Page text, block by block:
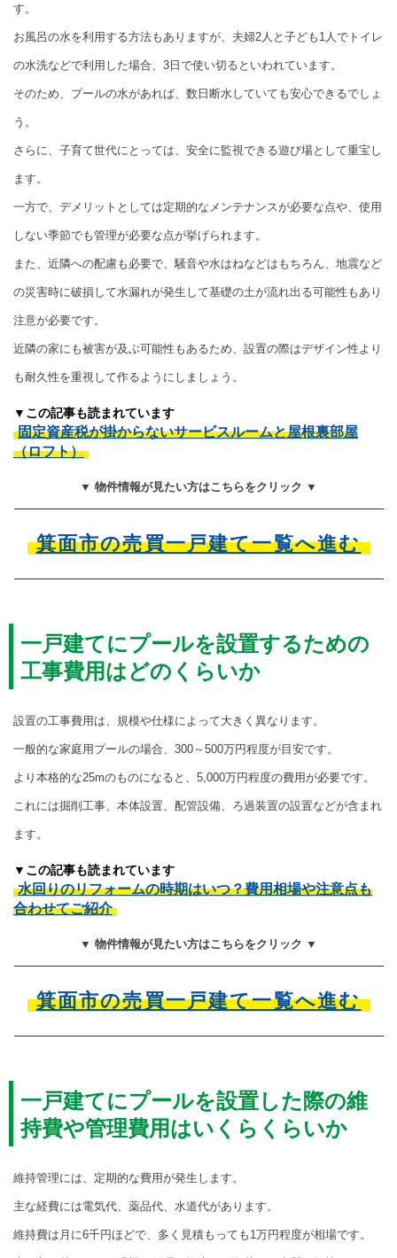
す。
お風呂の水を利用する方法もありますが、夫婦2人と子ども1人でトイレ
の水洗などで利用した場合、3日で使い切るといわれています。
そのため、プールの水があれば、数日断水していても安心できるでしょ
う。
さらに、子育て世代にとっては、安全に監視できる遊び場として重宝し
ます。
一方で、デメリットとしては定期的なメンテナンスが必要な点や、使用
しない季節でも管理が必要な点が挙げられます。
また、近隣への配慮も必要で、騒音や水はねなどはもちろん、地震など
の災害時に破損して水漏れが発生して基礎の土が流れ出る可能性もあり
注意が必要です。
近隣の家にも被害が及ぶ可能性もあるため、設置の際はデザイン性より
も耐久性を重視して作るようにしましょう。
▼この記事も読まれています
固定資産税が掛からないサービスルームと屋根裏部屋
（ロフト）
▼ 物件情報が見たい方はこちらをクリック ▼
箕面市の売買一戸建て一覧へ進む
一戸建てにプールを設置するための
工事費用はどのくらいか
設置の工事費用は、規模や仕様によって大きく異なります。
一般的な家庭用プールの場合、300～500万円程度が目安です。
より本格的な25mのものになると、5,000万円程度の費用が必要です。
これには掘削工事、本体設置、配管設備、ろ過装置の設置などが含まれ
ます。
▼この記事も読まれています
水回りのリフォームの時期はいつ？費用相場や注意点も
合わせてご紹介
▼ 物件情報が見たい方はこちらをクリック ▼
箕面市の売買一戸建て一覧へ進む
一戸建てにプールを設置した際の維
持費や管理費用はいくらくらいか
維持管理には、定期的な費用が発生します。
主な経費には電気代、薬品代、水道代があります。
維持費は月に6千円ほどで、多く見積もっても1万円程度が相場です。